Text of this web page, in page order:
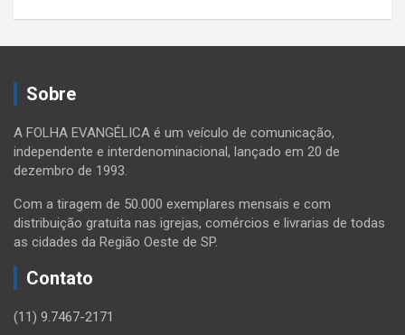
Sobre
A FOLHA EVANGÉLICA é um veículo de comunicação,
independente e interdenominacional, lançado em 20 de
dezembro de 1993.
Com a tiragem de 50.000 exemplares mensais e com
distribuição gratuita nas igrejas, comércios e livrarias de todas
as cidades da Região Oeste de SP.
Contato
(11) 9.7467-2171